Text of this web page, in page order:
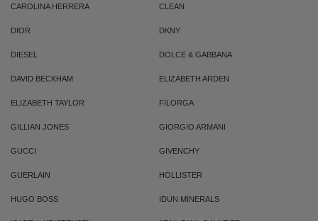
CAROLINA HERRERA CLEAN
DIOR DKNY
DIESEL DOLCE & GABBANA
DAVID BECKHAM ELIZABETH ARDEN
ELIZABETH TAYLOR FILORGA
GILLIAN JONES GIORGIO ARMANI
GUCCI GIVENCHY
GUERLAIN HOLLISTER
HUGO BOSS IDUN MINERALS